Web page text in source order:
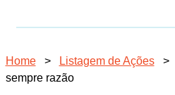
Home > Listagem de Ações >
sempre razão